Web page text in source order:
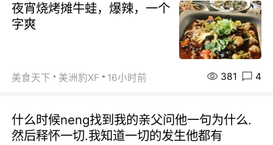
夜宵烧烤摊牛蛙，爆辣，一个
字爽
美食天下 美洲豹XF 16小时前 381 4
什么时候neng找到我的亲父问他一句为什么.
然后释怀一切.我知道一切的发生他都有